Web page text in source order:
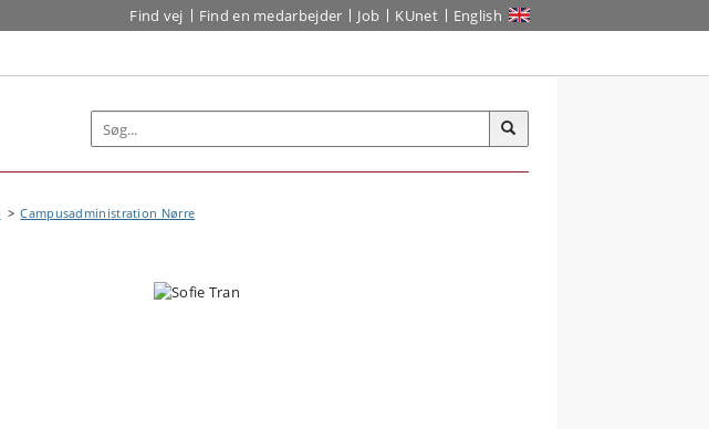
Find vej Find en medarbejder Job KUnet English
Campusadministration Nørre